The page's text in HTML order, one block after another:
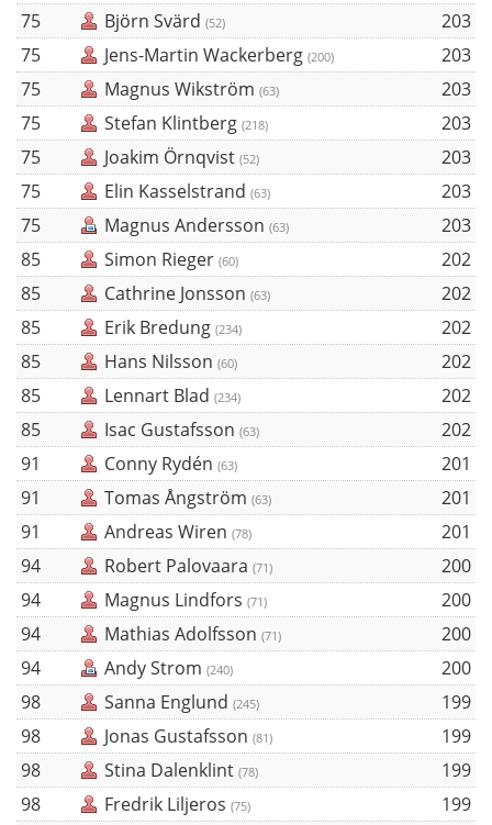
75
Björn Svärd (52)
203
75
Jens-Martin Wackerberg (200)
203
75
Magnus Wikström (63)
203
75
Stefan Klintberg (218)
203
75
Joakim Örnqvist (52)
203
75
Elin Kasselstrand (63)
203
75
Magnus Andersson (63)
203
85
Simon Rieger (60)
202
85
Cathrine Jonsson (63)
202
85
Erik Bredung (234)
202
85
Hans Nilsson (60)
202
85
Lennart Blad (234)
202
85
Isac Gustafsson (63)
202
91
Conny Rydén (63)
201
91
Tomas Ångström (63)
201
91
Andreas Wiren (78)
201
94
Robert Palovaara (71)
200
94
Magnus Lindfors (71)
200
94
Mathias Adolfsson (71)
200
94
Andy Strom (240)
200
98
Sanna Englund (245)
199
98
Jonas Gustafsson (81)
199
98
Stina Dalenklint (78)
199
98
Fredrik Liljeros (75) 199